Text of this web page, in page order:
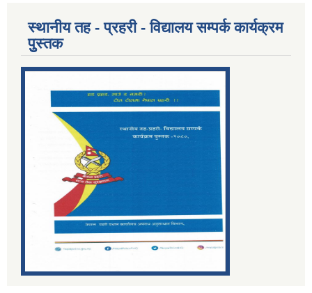
स्थानीय तह - प्रहरी - विद्यालय सम्पर्क कार्यक्रम
पुुस्तक